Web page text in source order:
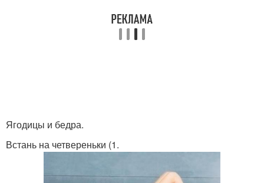
Ягодицы и бедра.
Встань на четвереньки (1.